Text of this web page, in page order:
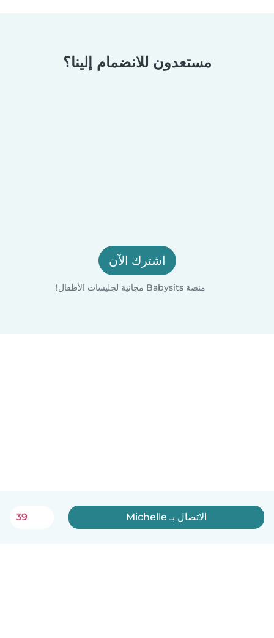
مستعدون للانضمام إلينا؟
اشترك الآن
منصة Babysits مجانية لجليسات الأطفال!
الاتصال بـ Michelle 39